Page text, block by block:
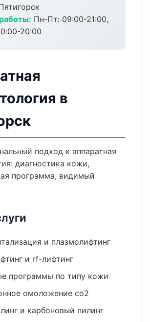
Пн-Пт: 09:00-21:00,
20:00
в
подход к аппаратная
диагностика кожи,
программа, видимый
и плазмолифтинг
и rf-лифтинг
программы по типу кожи
омоложение co2
и карбоновый пилинг